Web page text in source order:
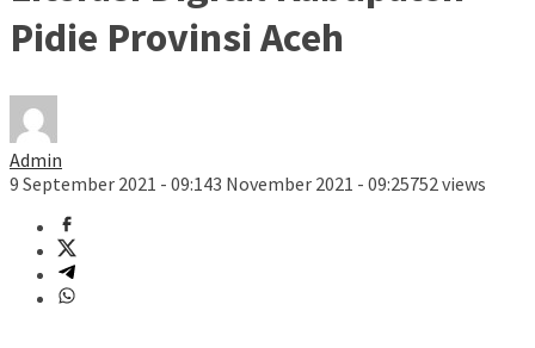
Pidie Provinsi Aceh
Admin
9 September 2021 - 09:143 November 2021 - 09:25752 views